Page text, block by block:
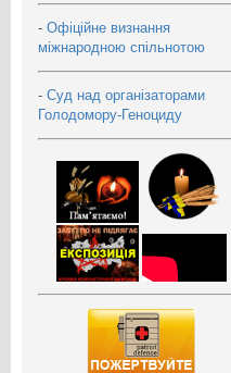
- Офіційне визнання
міжнародною спільнотою
- Суд над організаторами
Голодомору-Геноциду